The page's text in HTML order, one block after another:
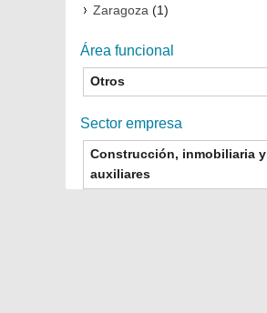
Zaragoza(1)
Área funcional
Otros
Sector empresa
Construcción, inmobiliaria y
auxiliares